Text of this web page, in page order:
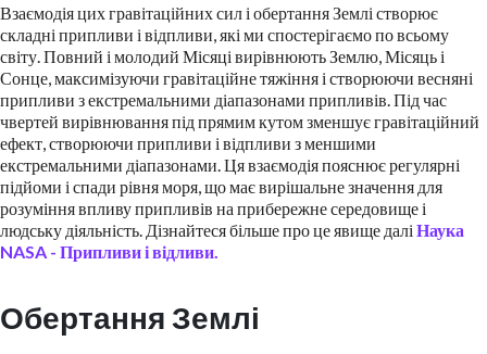
Взаємодія цих гравітаційних сил і обертання Землі створює
складні припливи і відпливи, які ми спостерігаємо по всьому
світу. Повний і молодий Місяці вирівнюють Землю, Місяць і
Сонце, максимізуючи гравітаційне тяжіння і створюючи весняні
припливи з екстремальними діапазонами припливів. Під час
чвертей вирівнювання під прямим кутом зменшує гравітаційний
ефект, створюючи припливи і відпливи з меншими
екстремальними діапазонами. Ця взаємодія пояснює регулярні
підйоми і спади рівня моря, що має вирішальне значення для
розуміння впливу припливів на прибережне середовище і
людську діяльність. Дізнайтеся більше про це явище далі Наука
NASA - Припливи і відливи.
Обертання Землі